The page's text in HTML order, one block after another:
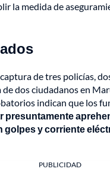
la medida de
de tres policías,
dos ciudadanos en
indican que los
presuntamente
golpes y corriente
PUBLICIDAD